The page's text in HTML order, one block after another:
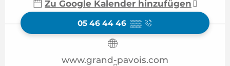
Zu Google Kalender hinzufügen
05 46 44 46 ▒▒
www.grand-pavois.com